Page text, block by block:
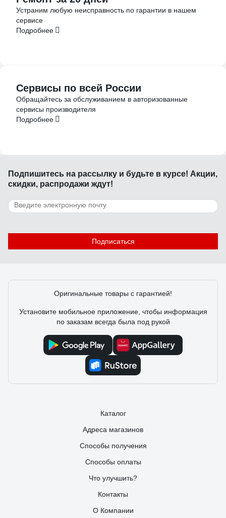
Устраним любую неисправность по гарантии в нашем
сервисе
Подробнее
Сервисы по всей России
Обращайтесь за обслуживанием в авторизованные
сервисы производителя
Подробнее
Подпишитесь на рассылку и будьте в курсе! Акции,
скидки, распродажи ждут!
Подписаться
Оригинальные товары с гарантией!
Установите мобильное приложение, чтобы информация
по заказам всегда была под рукой
Каталог
Адреса магазинов
Способы получения
Способы оплаты
Что улучшить?
Контакты
О Компании